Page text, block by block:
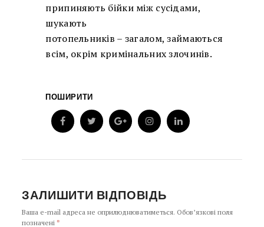
припиняють бійки між сусідами,
шукають
потопельників – загалом, займаються
всім, окрім кримінальних злочинів.
ПОШИРИТИ
ЗАЛИШИТИ ВІДПОВІДЬ
Ваша e-mail адреса не оприлюднюватиметься. Обов’язкові поля
позначені*